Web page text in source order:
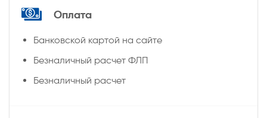
Оплата
Банковской картой на сайте
Безналичный расчет ФЛП
Безналичный расчет